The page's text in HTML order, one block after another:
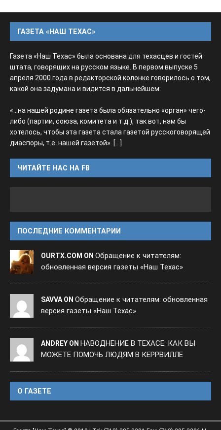
ГАЗЕТА «НАШ ТЕХАС»
Газета «Наш Техас» была основана для техасцев и гостей
штата, говорящих на русском языке. В первом выпуске 5
апреля 2000 года в редакторской колонке говорилось о том,
какой она задумана и видится в дальнейшем:
«...на нашей родине газета была обязательно «орган» чего-
либо (партии, союза, комитета и т.д.), так вот, нам бы
хотелось, чтобы эта газета стала газетой русскоговорящей
диаспоры, т.е. нашей газетой». [...]
ЧИТАЙТЕ НАС НА FB
ПОСЛЕДНИЕ КОММЕНТАРИИ
OURTX.COM ON Обращение к читателям:
обновленная версия газеты «Наш Техас»
SAVVA ON Обращение к читателям: обновленная
версия газеты «Наш Техас»
ANDREY ON НАВОДНЕНИЕ В ТЕХАСЕ: КАК ВЫ
МОЖЕТЕ ПОМОЧЬ ЛЮДЯМ В КЕРРВИЛЛЕ
O ГАЗЕТЕ